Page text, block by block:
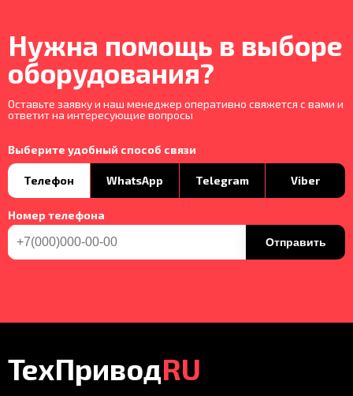
Нужна помощь в выборе
оборудования?
Оставьте заявку и наш менеджер оперативно свяжется с вами и
ответит на интересующие вопросы
Выберите удобный способ связи
Телефон WhatsApp Telegram Viber
Номер телефона
Отправить
ТехПриводRU